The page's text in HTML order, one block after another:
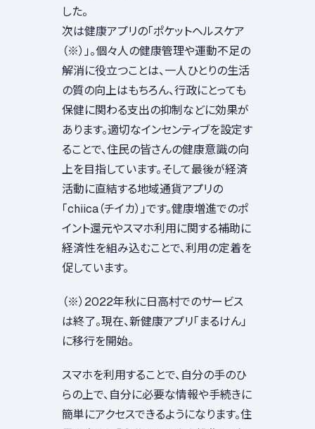
した。
次は健康アプリの「ポケットヘルスケア
（※）」。個々人の健康管理や運動不足の
解消に役立つことは、一人ひとりの生活
の質の向上はもちろん、行政にとっても
保健に関わる支出の抑制などに効果が
あります。適切なインセンティブを設定す
ることで、住民の皆さんの健康意識の向
上を目指しています。そして最後が経済
活動に直結する地域通貨アプリの
「chiica（チイカ）」です。健康増進でのポ
イント還元やスマホ利用に関する補助に
経済性を組み込むことで、利用の定着を
促しています。
（※）2022年秋に日高村でのサービス
は終了。現在、新健康アプリ「まるけん」
に移行を開始。
スマホを利用することで、自分の手のひ
らの上で、自分に必要な情報や手続きに
簡単にアクセスできるようになります。住